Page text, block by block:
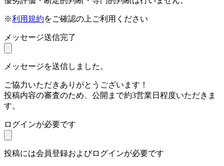
※利用規約をご確認の上ご利用ください
メッセージ送信完了
メッセージを送信しました。
ご協力いただきありがとうございます！
投稿内容の審査のため、公開まで約3営業日程度いただきま
す。
ログインが必要です
投稿には会員登録およびログインが必要です